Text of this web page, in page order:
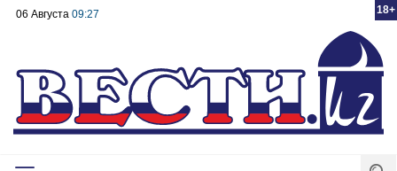
18+
06 Августа 09:27